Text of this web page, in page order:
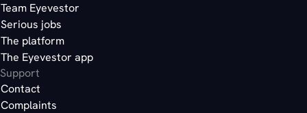
Kadir Snippet 1
Kadir vertelt hoe funding topsport is en hoe hij met Eyevestor het verschil
kadir
Team Eyevestor
Serious jobs
The platform
The Eyevestor app
Support
Contact
Complaints